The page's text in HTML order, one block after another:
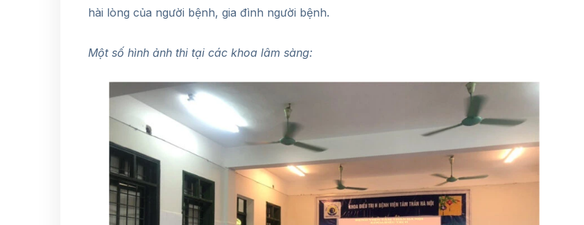
hài lòng của người bệnh, gia đình người bệnh.
Một số hình ảnh thi tại các khoa lâm sàng: